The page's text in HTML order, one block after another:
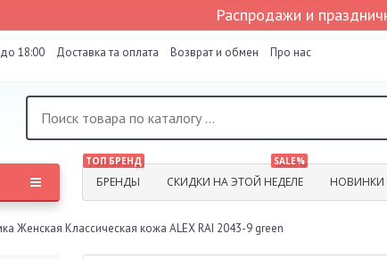
Распродажи и
18:00 Доставка та оплата Возврат и обмен
Про нас
ТОП БРЕНД
БРЕНДЫ
SALE%
СКИДКИ НА ЭТОЙ НЕДЕЛЕ НОВИНКИ
Женская Классическая кожа ALEX RAI 2043-9 green